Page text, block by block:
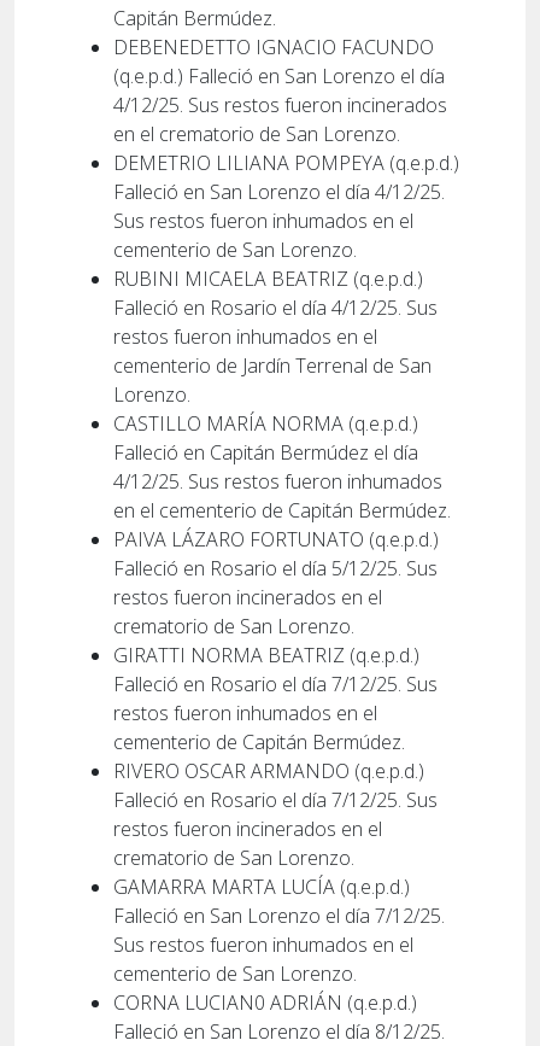
Capitán Bermúdez.
DEBENEDETTO IGNACIO FACUNDO
(q.e.p.d.) Falleció en San Lorenzo el día
4/12/25. Sus restos fueron incinerados
en el crematorio de San Lorenzo.
DEMETRIO LILIANA POMPEYA (q.e.p.d.)
Falleció en San Lorenzo el día 4/12/25.
Sus restos fueron inhumados en el
cementerio de San Lorenzo.
RUBINI MICAELA BEATRIZ (q.e.p.d.)
Falleció en Rosario el día 4/12/25. Sus
restos fueron inhumados en el
cementerio de Jardín Terrenal de San
Lorenzo.
CASTILLO MARÍA NORMA (q.e.p.d.)
Falleció en Capitán Bermúdez el día
4/12/25. Sus restos fueron inhumados
en el cementerio de Capitán Bermúdez.
PAIVA LÁZARO FORTUNATO (q.e.p.d.)
Falleció en Rosario el día 5/12/25. Sus
restos fueron incinerados en el
crematorio de San Lorenzo.
GIRATTI NORMA BEATRIZ (q.e.p.d.)
Falleció en Rosario el día 7/12/25. Sus
restos fueron inhumados en el
cementerio de Capitán Bermúdez.
RIVERO OSCAR ARMANDO (q.e.p.d.)
Falleció en Rosario el día 7/12/25. Sus
restos fueron incinerados en el
crematorio de San Lorenzo.
GAMARRA MARTA LUCÍA (q.e.p.d.)
Falleció en San Lorenzo el día 7/12/25.
Sus restos fueron inhumados en el
cementerio de San Lorenzo.
CORNA LUCIAN0 ADRIÁN (q.e.p.d.)
Falleció en San Lorenzo el día 8/12/25.